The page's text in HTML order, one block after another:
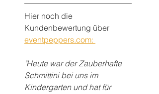
Hier noch die
Kundenbewertung über
eventpeppers.com:
"Heute war der Zauberhafte
Schmittini bei uns im
Kindergarten und hat für